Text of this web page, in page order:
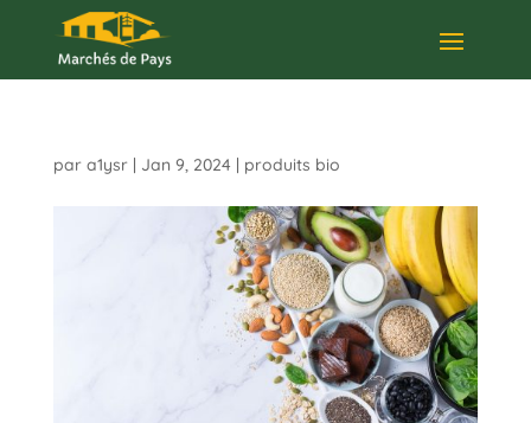
par a1ysr| Jan 9, 2024| produits bio